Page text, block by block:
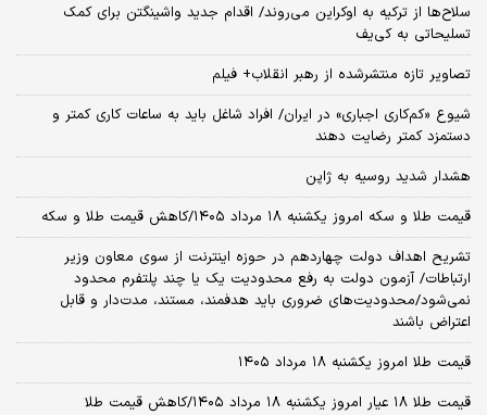
سلاح‌ها از ترکیه به اوکراین می‌روند/ اقدام جدید واشینگتن برای کمک
تسلیحاتی به کی‌یف
تصاویر تازه منتشرشده از رهبر انقلاب+ فیلم
شیوع «کم‌کاری اجباری» در ایران/ افراد شاغل باید به ساعات کاری کمتر و
دستمزد کمتر رضایت دهند
هشدار شدید روسیه به ژاپن
قیمت طلا و سکه امروز یکشنبه ۱۸ مرداد ۱۴۰۵/کاهش قیمت طلا و سکه
تشریح اهداف دولت چهاردهم در حوزه اینترنت از سوی معاون وزیر
ارتباطات/ آزمون دولت به رفع محدودیت یک یا چند پلتفرم محدود
نمی‌‎شود/محدودیت‌های ضروری باید هدفمند، مستند، مدت‌دار و قابل
اعتراض باشند
قیمت طلا امروز یکشنبه ۱۸ مرداد ۱۴۰۵
قیمت طلا ۱۸ عیار امروز یکشنبه ۱۸ مرداد ۱۴۰۵/کاهش قیمت طلا